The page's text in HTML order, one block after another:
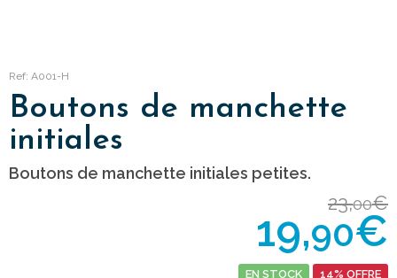
Ref: A001-H
Boutons de manchette
initiales
Boutons de manchette initiales petites.
23,00€
19,90€
EN STOCK 14% OFFRE